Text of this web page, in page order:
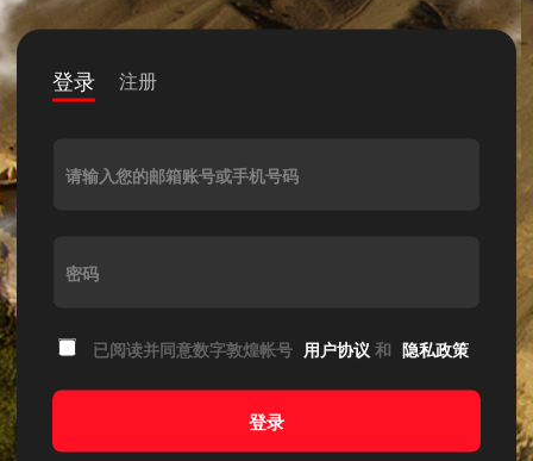
登录 注册
请输入您的邮箱账号或手机号码
密码
已阅读并同意数字敦煌帐号 用户协议 和 隐私政策
登录